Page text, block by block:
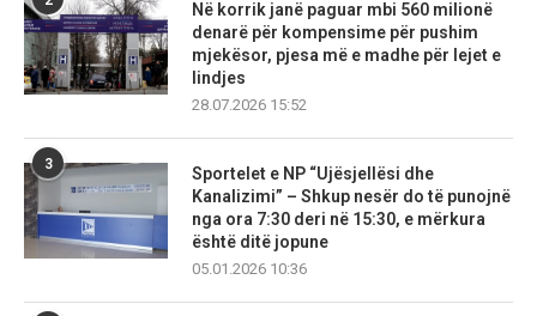
Në korrik janë paguar mbi 560 milionë
denarë për kompensime për pushim
mjekësor, pjesa më e madhe për lejet e
lindjes
28.07.2026 15:52
3
Sportelet e NP “Ujësjellësi dhe
Kanalizimi” – Shkup nesër do të punojnë
nga ora 7:30 deri në 15:30, e mërkura
është ditë jopune
05.01.2026 10:36